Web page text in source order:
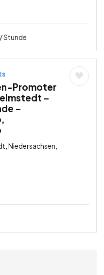
/ Stunde
Promoter
–
–
Niedersachsen,